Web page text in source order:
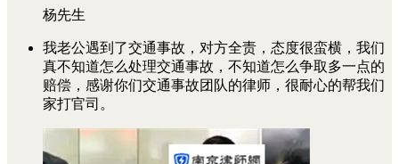
杨先生
我老公遇到了交通事故，对方全责，态度很蛮横，我们
真不知道怎么处理交通事故，不知道怎么争取多一点的
赔偿，感谢你们交通事故团队的律师，很耐心的帮我们
家打官司。